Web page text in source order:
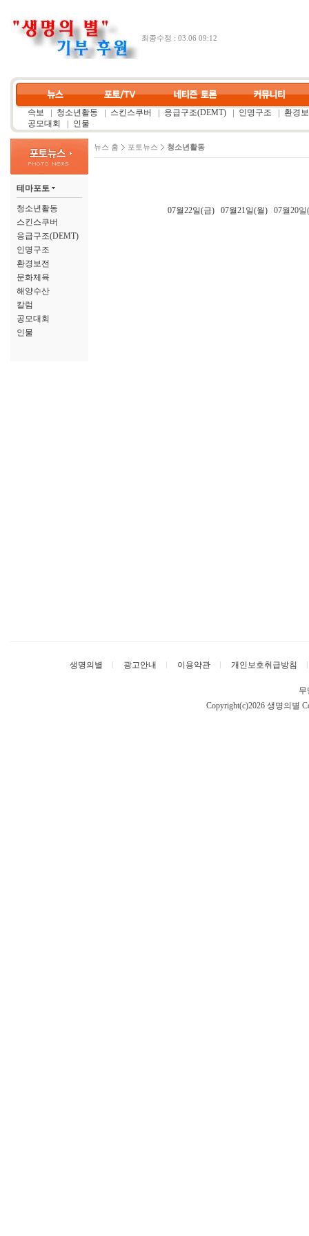
최종수정 : 03.06 09:12
속보 청소년활동 스킨스쿠버 응급구조(DEMT) 인명구조
환경
공모대회
인물
테마포토
청소년활동
스킨스쿠버
응급구조(DEMT)
인명구조
환경보전
문화체육
해양수산
칼럼
공모대회
인물
뉴스 홈 포토뉴스 청소년활동
07월22일(금) 07월21일(월) 07월20
생명의별 광고안내 이용약관 개인보호취급방침
무
Copyright(c)2026 생명의별